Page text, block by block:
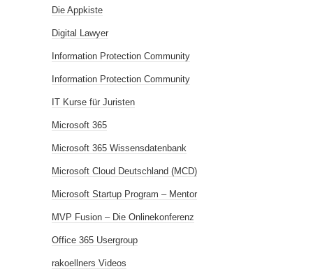
Die Appkiste
Digital Lawyer
Information Protection Community
Information Protection Community
IT Kurse für Juristen
Microsoft 365
Microsoft 365 Wissensdatenbank
Microsoft Cloud Deutschland (MCD)
Microsoft Startup Program – Mentor
MVP Fusion – Die Onlinekonferenz
Office 365 Usergroup
rakoellners Videos